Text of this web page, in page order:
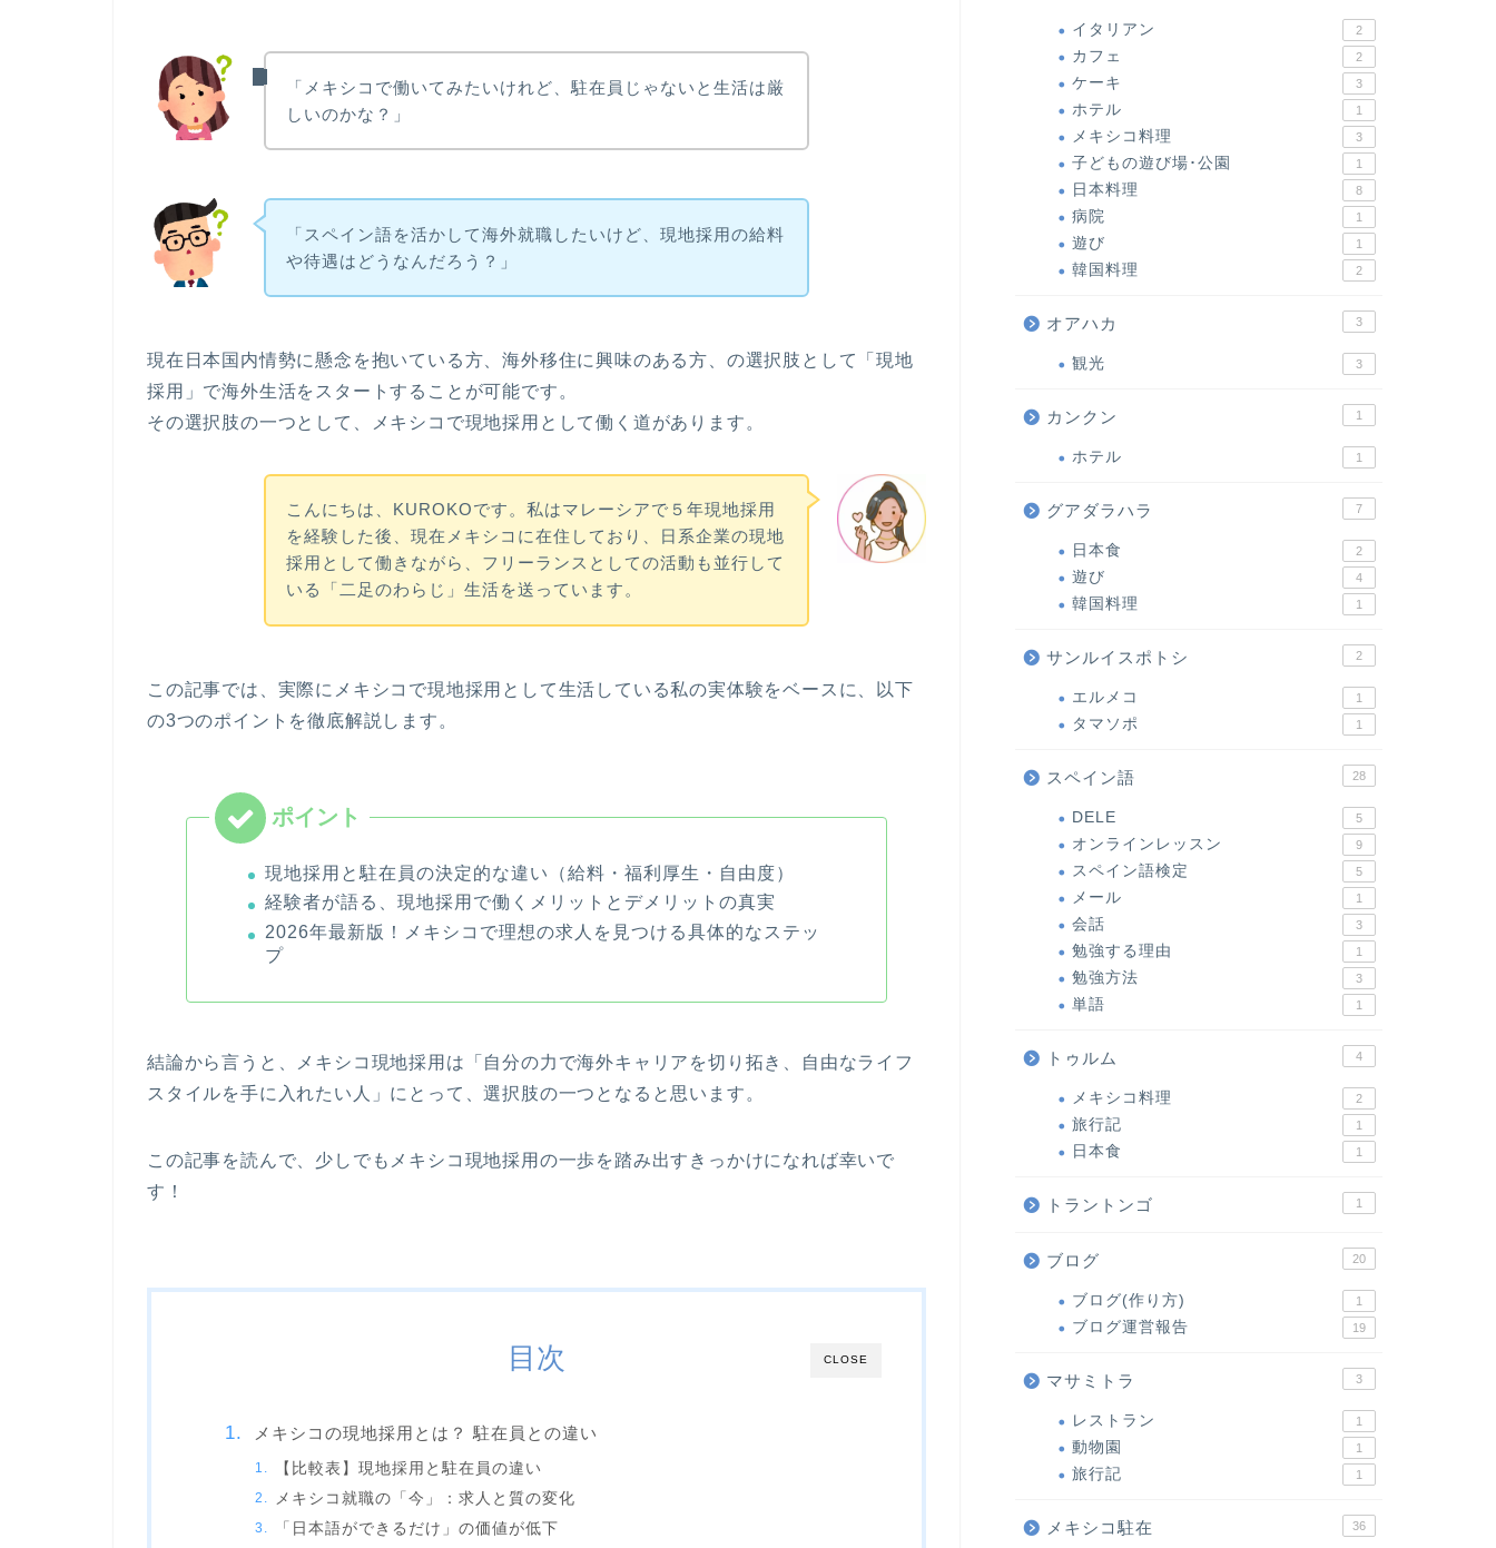
「メキシコで働いてみたいけれど、駐在員じゃないと生活は厳
しいのかな？」
「スペイン語を活かして海外就職したいけど、現地採用の給料
や待遇はどうなんだろう？」
現在日本国内情勢に懸念を抱いている方、海外移住に興味のある方、の選択肢として「現地
採用 」で海外生活をスタートすることが可能です。
その選択肢の一つとして、メキシコで現地採用として働く道があります。
こんにちは、KUROKOです。私はマレーシアで５年現地採用
を経験した後、現在メキシコに在住しており、日系企業の現地
採用として働きながら、フリーランスとしての活動も並行して
いる「二足のわらじ」生活を送っています。
この記事では、実際にメキシコで現地採用として生活している私の実体験をベースに、以下
の3つのポイント を徹底解説します。
現地採用と駐在員の決定的な違い（給料・福利厚生・自由度）
経験者が語る、現地採用で働くメリットとデメリットの真実
2026年最新版！メキシコで理想の求人を見つける具体的なステッ
プ
結論から言うと、メキシコ現地採用は「 自分の力で海外キャリアを切り拓き、自由なライフ
スタイルを手に入れたい人
」にとって、選択肢の一つとなると思います。
この記事を読んで、少しでもメキシコ現地採用の一歩を踏み出すきっかけになれば幸いで
す！
CLOSE
目次
メキシコの現地採用とは？ 駐在員との違い
【比較表】現地採用と駐在員の違い
メキシコ就職の「今」：求人と質の変化
「日本語ができるだけ」の価値が低下
イタリアン 2
カフェ 2
ケーキ 3
ホテル 1
メキシコ料理 3
子どもの遊び場･公園 1
日本料理 8
病院 1
遊び 1
韓国料理 2
オアハカ 3
観光 3
カンクン 1
ホテル 1
グアダラハラ 7
日本食 2
遊び 4
韓国料理 1
サンルイスポトシ 2
エルメコ 1
タマソポ 1
スペイン語 28
DELE 5
オンラインレッスン 9
スペイン語検定 5
メール 1
会話 3
勉強する理由 1
勉強方法 3
単語 1
トゥルム 4
メキシコ料理 2
旅行記 1
日本食 1
トラントンゴ 1
ブログ 20
ブログ(作り方) 1
ブログ運営報告 19
マサミトラ 3
レストラン 1
動物園 1
旅行記 1
メキシコ駐在 36